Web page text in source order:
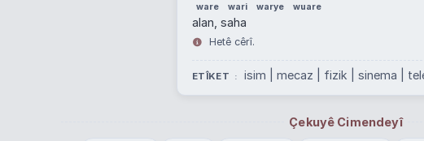
ware wari warye wuare
alan, saha
Hetê cêrî.
ETÎKET isim | mecaz | fizik | sinema |
Çekuyê Cimendeyî